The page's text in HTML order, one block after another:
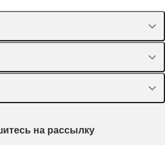
наборы
на рассылку